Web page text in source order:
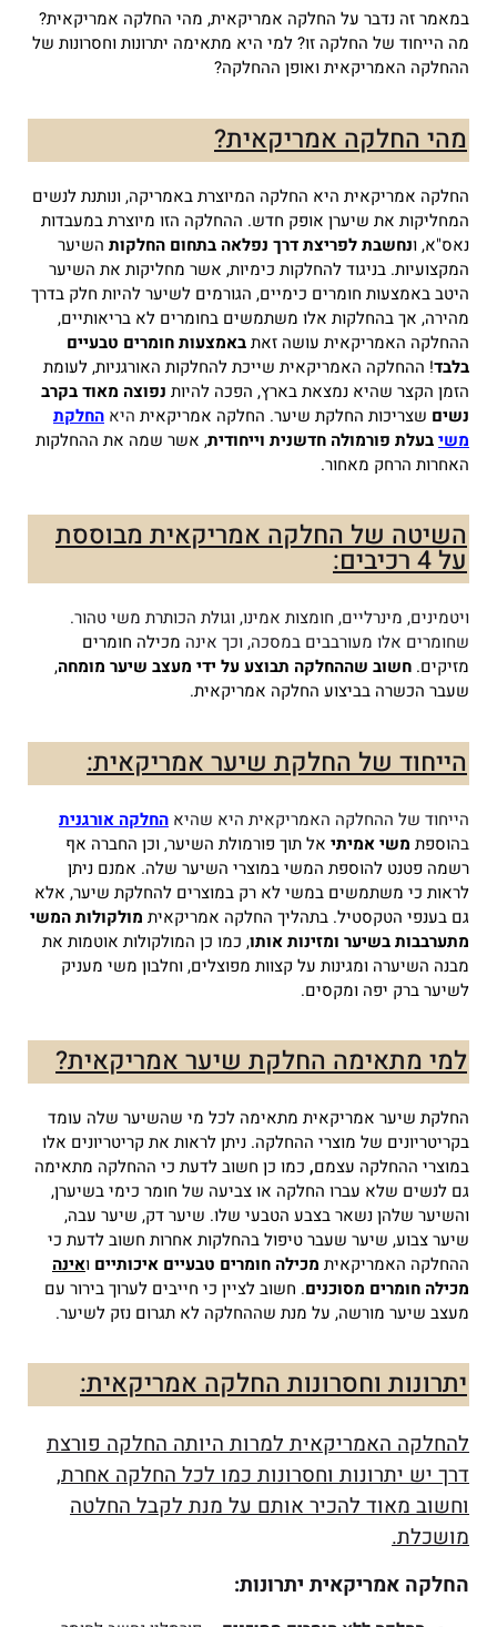
במאמר זה נדבר על החלקה אמריקאית, מהי החלקה אמריקאית?
מה הייחוד של החלקה זו? למי היא מתאימה יתרונות וחסרונות של
ההחלקה האמריקאית ואופן ההחלקה?
מהי החלקה אמריקאית?
החלקה אמריקאית היא החלקה המיוצרת באמריקה, ונותנת לנשים
המחליקות את שיערן אופק חדש. ההחלקה הזו מיוצרת במעבדות
נאס"א, ונחשבת לפריצת דרך נפלאה בתחום החלקות השיער
המקצועיות. בניגוד להחלקות כימיות, אשר מחליקות את השיער
היטב באמצעות חומרים כימיים, הגורמים לשיער להיות חלק בדרך
מהירה, אך בהחלקות אלו משתמשים בחומרים לא בריאותיים,
ההחלקה האמריקאית עושה זאתבאמצעות חומרים טבעיים
בלבד! ההחלקה האמריקאית שייכת להחלקות האורגניות, לעומת
הזמן הקצר שהיא נמצאת בארץ, הפכה להיות נפוצה מאוד בקרב
נשים שצריכות החלקת שיער. החלקה אמריקאית היא החלקת
משיבעלת פורמולה חדשנית וייחודית, אשר שמה את ההחלקות
האחרות הרחק מאחור.
השיטה של החלקה אמריקאית מבוססת
על 4 רכיבים:
ויטמינים, מינרליים, חומצות אמינו, וגולת הכותרת משי טהור.
שחומרים אלו מעורבבים במסכה, וכך אינה מכילה חומרים
מזיקים. חשוב שההחלקה תבוצע על ידי מעצב שיער מומחה,
שעבר הכשרה בביצוע החלקה אמריקאית.
הייחוד של החלקת שיער אמריקאית:
הייחוד של ההחלקה האמריקאית היא שהיא החלקה אורגנית
בהוספת משי אמיתי אל תוך פורמולת השיער, וכן החברה אף
רשמה פטנט להוספת המשי במוצרי השיער שלה. אמנם ניתן
לראות כי משתמשים במשי לא רק במוצרים להחלקת שיער, אלא
גם בענפי הטקסטיל. בתהליך החלקה אמריקאית מולקולות המשי
מתערבבות בשיער ומזינות אותו, כמו כן המולקולות אוטמות את
מבנה השיערה ומגינות על קצוות מפוצלים, וחלבון משי מעניק
לשיער ברק יפה ומקסים.
למי מתאימה החלקת שיער אמריקאית?
החלקת שיער אמריקאית מתאימה לכל מי שהשיער שלה עומד
בקריטריונים של מוצרי ההחלקה. ניתן לראות את קריטריונים אלו
במוצרי ההחלקה עצמם, כמו כן חשוב לדעת כי ההחלקה מתאימה
גם לנשים שלא עברו החלקה או צביעה של חומר כימי בשיערן,
והשיער שלהן נשאר בצבע הטבעי שלו. שיער דק, שיער עבה,
שיער צבוע, שיער שעבר טיפול בהחלקות אחרות חשוב לדעת כי
ההחלקה האמריקאית מכילה חומרים טבעיים איכותיים ואינה
מכילה חומרים מסוכנים. חשוב לציין כי חייבים לערוך בירור עם
מעצב שיער מורשה, על מנת שההחלקה לא תגרום נזק לשיער.
יתרונות וחסרונות החלקה אמריקאית:
להחלקה האמריקאית למרות היותה החלקה פורצת
דרך יש יתרונות וחסרונות כמו לכל החלקה אחרת,
וחשוב מאוד להכיר אותם על מנת לקבל החלטה
מושכלת.
החלקה אמריקאית יתרונות: